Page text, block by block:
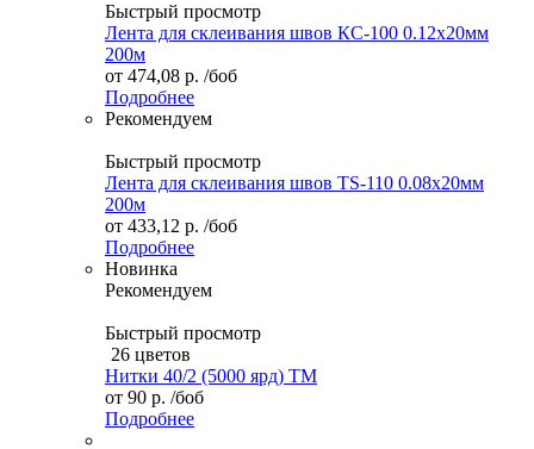
Быстрый просмотр
Лента для склеивания швов КС-100 0.12х20мм
200м
от 474,08 р. /боб
Подробнее
Рекомендуем
Быстрый просмотр
Лента для склеивания швов TS-110 0.08х20мм
200м
от 433,12 р. /боб
Подробнее
Новинка
Рекомендуем
Быстрый просмотр
26 цветов
Нитки 40/2 (5000 ярд) ТМ
от 90 р. /боб
Подробнее